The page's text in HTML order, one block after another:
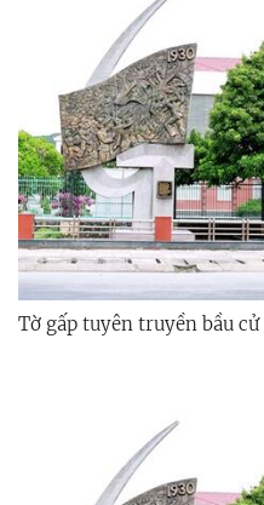
Tờ gấp tuyên truyền bầu cử